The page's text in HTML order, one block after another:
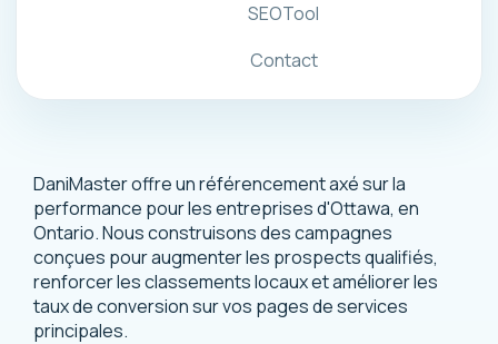
SEOTool
Contact
DaniMaster offre un référencement axé sur la
performance pour les entreprises d'Ottawa, en
Ontario. Nous construisons des campagnes
conçues pour augmenter les prospects qualifiés,
renforcer les classements locaux et améliorer les
taux de conversion sur vos pages de services
principales.